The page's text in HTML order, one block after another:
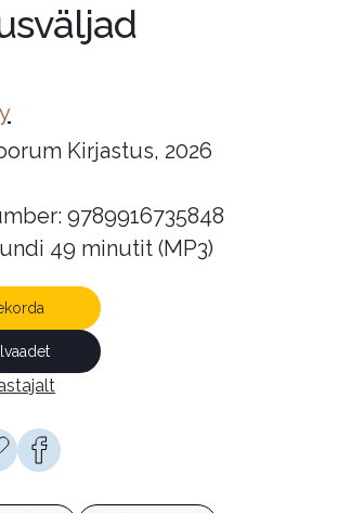
Kirjastus, 2026
9789916735848
49 minutit (MP3)